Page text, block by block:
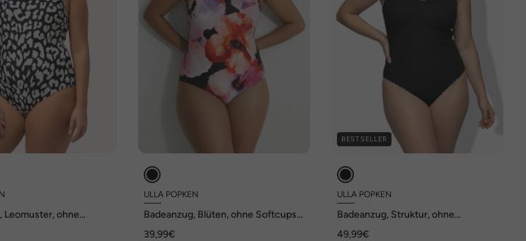
Leomuster, ohne
ULLA POPKEN
Badeanzug, Blüten, ohne Softcups,
39,99€
BESTSELLER
ULLA POPKEN
Badeanzug, Struktur, ohne
49,99€